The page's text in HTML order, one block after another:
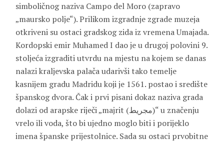
simboličnog naziva Campo del Moro (zapravo
„maursko polje“). Prilikom izgradnje zgrade muzeja
otkriveni su ostaci gradskog zida iz vremena Umajada.
Kordopski emir Muhamed I dao je u drugoj polovini 9.
stoljeća izgraditi utvrdu na mjestu na kojem se danas
nalazi kraljevska palača udarivši tako temelje
kasnijem gradu Madridu koji je 1561. postao i središte
španskog dvora. Čak i prvi pisani dokaz naziva grada
dolazi od arapske riječi „majrit (مجريط)“ u značenju
vrelo ili voda, što bi ujedno moglo biti i porijeklo
imena španske prijestolnice. Sada su ostaci prvobitne